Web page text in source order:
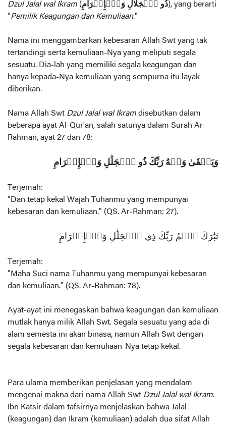
Dzul Jalal wal Ikram (ذُو ٱلۡجَلَالِ وَٱلۡإِكۡرَامِ), yang berarti
"Pemilik Keagungan dan Kemuliaan."
Nama ini menggambarkan kebesaran Allah Swt yang tak
tertandingi serta kemuliaan-Nya yang meliputi segala
sesuatu. Dia-lah yang memiliki segala keagungan dan
hanya kepada-Nya kemuliaan yang sempurna itu layak
diberikan.
Nama Allah Swt Dzul Jalal wal Ikram disebutkan dalam
beberapa ayat Al-Qur'an, salah satunya dalam Surah Ar-
Rahman, ayat 27 dan 78:
وَيَبۡقَىٰ وَجۡهُ رَبِّكَ ذُو ٱلۡجَلَٰلِ وَٱلۡإِكۡرَامِ
Terjemah:
"Dan tetap kekal Wajah Tuhanmu yang mempunyai
kebesaran dan kemuliaan." (QS. Ar-Rahman: 27).
تَبَٰرَكَ ٱسۡمُ رَبِّكَ ذِي ٱلۡجَلَٰلِ وَٱلۡإِكۡرَامِ
Terjemah:
"Maha Suci nama Tuhanmu yang mempunyai kebesaran
dan kemuliaan." (QS. Ar-Rahman: 78).
Ayat-ayat ini menegaskan bahwa keagungan dan kemuliaan
mutlak hanya milik Allah Swt. Segala sesuatu yang ada di
alam semesta ini akan binasa, namun Allah Swt dengan
segala kebesaran dan kemuliaan-Nya tetap kekal.
Para ulama memberikan penjelasan yang mendalam
mengenai makna dari nama Allah Swt Dzul Jalal wal Ikram.
Ibn Katsir dalam tafsirnya menjelaskan bahwa Jalal
(keagungan) dan Ikram (kemuliaan) adalah dua sifat Allah